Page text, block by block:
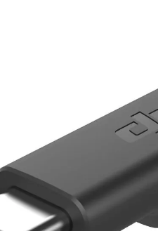
8. card memorie
9 . dji mic mini
dji osmo